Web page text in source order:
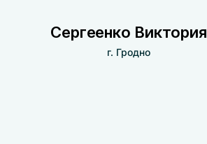
Сергеенко Виктория
г. Гродно